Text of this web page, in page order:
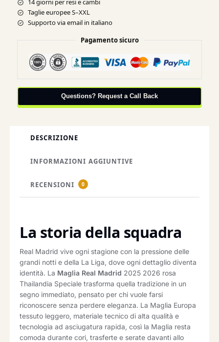
14 giorni per resi e cambi
Taglie europee S–XXL
Supporto via email in italiano
Pagamento sicuro
Questions? Request a Call Back
DESCRIZIONE
INFORMAZIONI AGGIUNTIVE
RECENSIONI 0
La storia della squadra
Real Madrid vive ogni stagione con la pressione delle
grandi notti e della La Liga, dove ogni dettaglio diventa
identità. La Maglia Real Madrid 2025 2026 rosa
Thailandia Speciale trasforma quella tradizione in un
segno immediato, pensato per chi vuole farsi
riconoscere senza perdere eleganza. La Maglia Europa
tessuto leggero, materiale tecnico di alta qualità e
tecnologia ad asciugatura rapida, così la Maglia resta
comoda durante cori, trasferte e serate davanti allo